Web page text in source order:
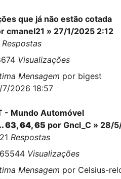
que já não estão cotada
cmanel21 » 27/1/2025 2:12
Respostas
Visualizações
Mensagem por bigest
7/2026 18:57
- Mundo Automóvel
63,64,65 por Gncl_C » 28/
Respostas
Visualizações
Mensagem por Celsius-